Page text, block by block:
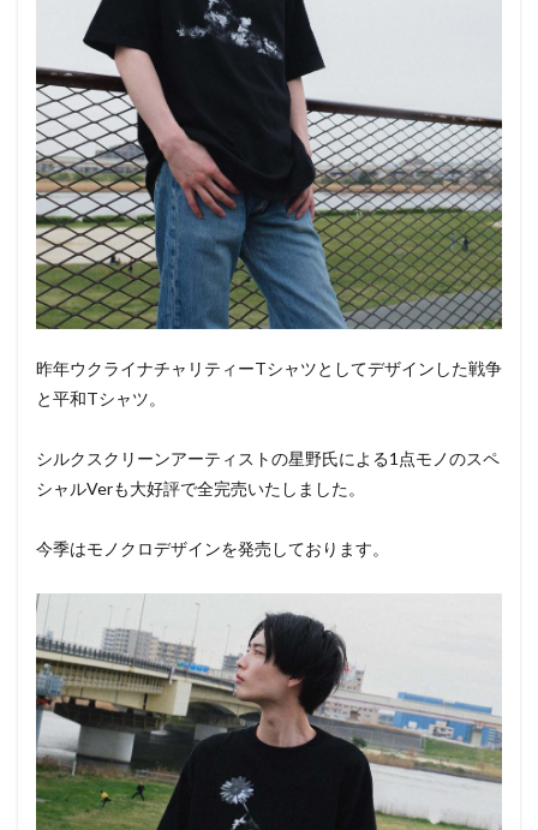
昨年ウクライナチャリティーTシャツとしてデザインした戦争
と平和Tシャツ。
シルクスクリーンアーティストの星野氏による1点モノのスペ
シャルVerも大好評で全完売いたしました。
今季はモノクロデザインを発売しております。